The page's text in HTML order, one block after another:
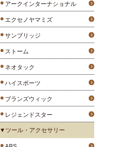
アークインターナショナル
エクセノヤマミズ
サンブリッジ
ストーム
ネオタック
ハイスポーツ
ブランズウィック
レジェンドスター
▼ツール・アクセサリー